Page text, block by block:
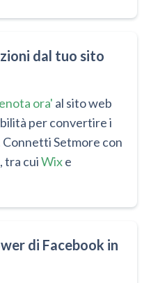
dal tuo sito
ora' al sito web
per convertire i
Setmore con
tra cuiWixe
di Facebook in